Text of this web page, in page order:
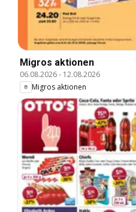
Migros aktionen
06.08.2026- 12.08.2026
Migros aktionen